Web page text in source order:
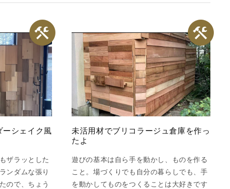
ーシェイク風
ザラッとした
ンダムな張り
ので、ちょう
未活用材でブリコラージュ倉庫を作っ
たよ
遊びの基本は自ら手を動かし、ものを作る
こと。場づくりでも自分の暮らしでも、手
を動かしてものをつくることは大好きです